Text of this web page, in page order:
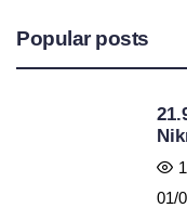
Popular posts
01/